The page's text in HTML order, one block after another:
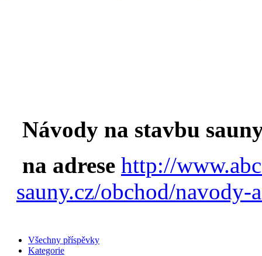
Návody na stavbu
na adrese http://
sauny.cz/obchod/
Všechny příspěvky
Kategorie